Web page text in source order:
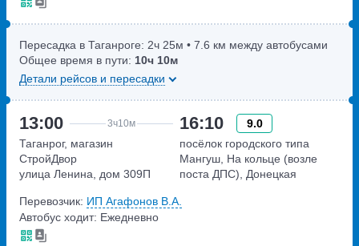
13:00 3ч10м
Таганрог, магазин
СтройДвор
улица Ленина, дом 309П
16:10
9.0
посёлок городского типа
Мангуш, На кольце (возле
поста ДПС), Донецкая
Донецкая область, Трасса
Перевозчик: ИП Агафонов В.А.
Автобус ходит: Ежедневно
Пересадка в Таганроге: 2ч 25м • 7.6 км между автобусами
Общее время в пути: 10ч 10м
Детали рейсов и пересадки